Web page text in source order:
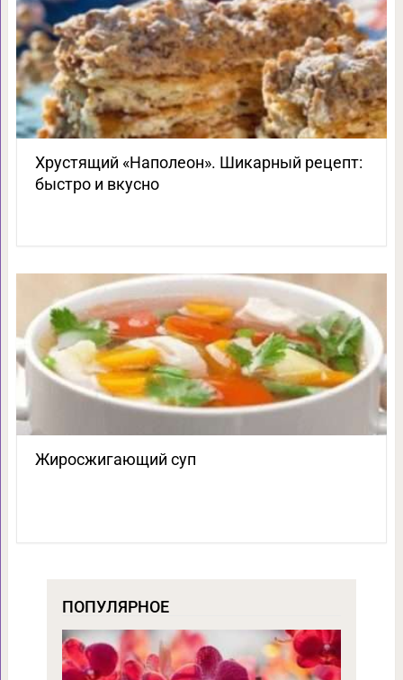
Хрустящий «Наполеон». Шикарный рецепт:
быстро и вкусно
Жиросжигающий суп
ПОПУЛЯРНОЕ